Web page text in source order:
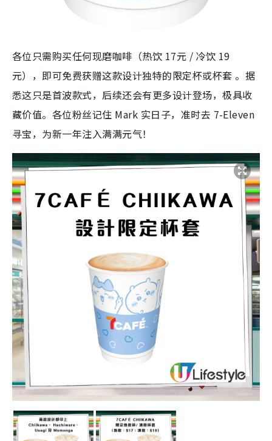
各位只需购买任何现磨咖啡（热饮 17元 / 冷饮 19
元），即可免费获赠这款设计独特的限定杯或杯套 。据
悉这只是首波款式，后续还会有更多设计登场，极具收
藏价值。各位粉丝记住 Mark 实日子，准时去 7-Eleven
寻宝，为新一年注入满满元气！